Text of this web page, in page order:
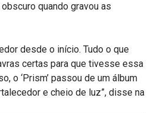
quando gravou as
desde o início. Tudo o que
certas para que tivesse essa
o ‘Prism’ passou de um álbum
e cheio de luz”, disse na